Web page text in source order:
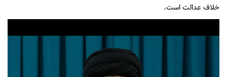
خلاف عدالت است.